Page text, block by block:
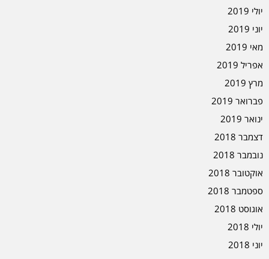
יולי 2019
יוני 2019
מאי 2019
אפריל 2019
מרץ 2019
פברואר 2019
ינואר 2019
דצמבר 2018
נובמבר 2018
אוקטובר 2018
ספטמבר 2018
אוגוסט 2018
יולי 2018
יוני 2018